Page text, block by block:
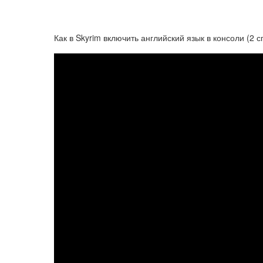
Как в Skyrim включить английский язык в консоли (2